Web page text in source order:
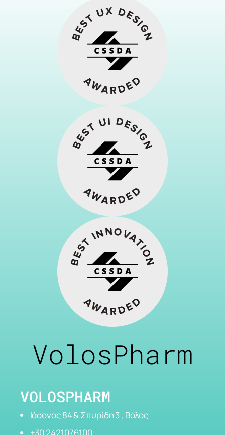
VolosPharm
VOLOSPHARM
Ιάσονος 84 & Σπυρίδη 3 , Βόλος